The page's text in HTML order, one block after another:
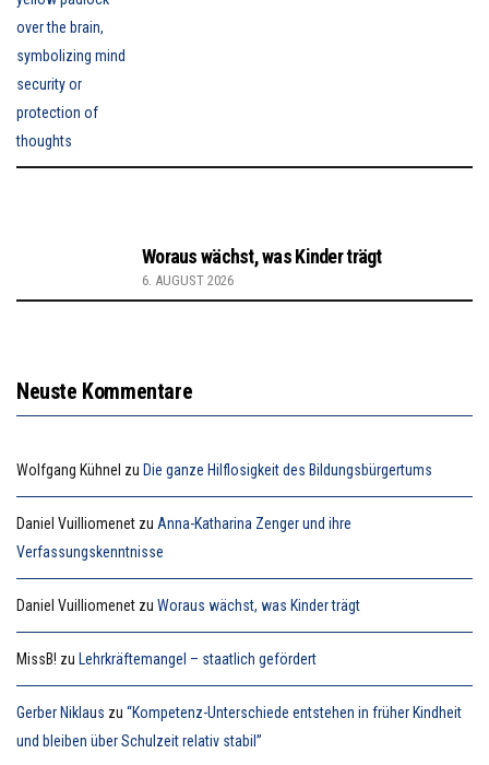
Woraus wächst, was Kinder trägt
6. AUGUST 2026
Neuste Kommentare
Wolfgang Kühnel zu Die ganze Hilflosigkeit des Bildungsbürgertums
Daniel Vuilliomenet zu Anna-Katharina Zenger und ihre
Verfassungskenntnisse
Daniel Vuilliomenet zu Woraus wächst, was Kinder trägt
MissB! zu Lehrkräftemangel – staatlich gefördert
Gerber Niklaus zu “Kompetenz-Unterschiede entstehen in früher Kindheit
und bleiben über Schulzeit relativ stabil”